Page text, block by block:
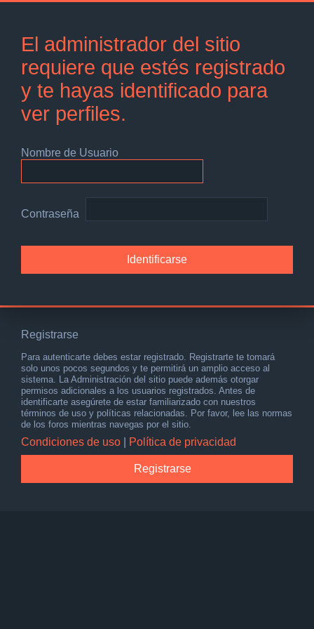
El administrador del sitio
requiere que estés registrado
y te hayas identificado para
ver perfiles.
Nombre de Usuario
Contraseña
Registrarse
Para autenticarte debes estar registrado. Registrarte te tomará
solo unos pocos segundos y te permitirá un amplio acceso al
sistema. La Administración del sitio puede además otorgar
permisos adicionales a los usuarios registrados. Antes de
identificarte asegúrete de estar familiarizado con nuestros
términos de uso y políticas relacionadas. Por favor, lee las normas
de los foros mientras navegas por el sitio.
Condiciones de uso Política de privacidad
Registrarse